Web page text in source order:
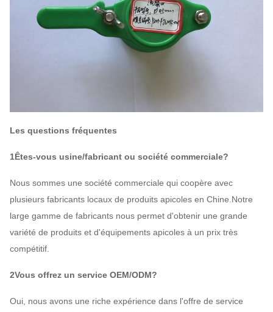
Les questions fréquentes
1Êtes-vous usine/fabricant ou société commerciale?
Nous sommes une société commerciale qui coopère avec
plusieurs fabricants locaux de produits apicoles en Chine.Notre
large gamme de fabricants nous permet d'obtenir une grande
variété de produits et d'équipements apicoles à un prix très
compétitif.
2Vous offrez un service OEM/ODM?
Oui, nous avons une riche expérience dans l'offre de service